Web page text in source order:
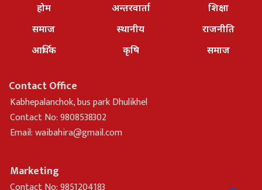
होम
समाज
आर्थिक
अन्तरवार्ता
स्थानीय
कृषि
शिक्षा
राजनीति
समाज
Contact Office
Kabhepalanchok, bus park Dhulikhel
Contact No: 9808538302
Email:waibahira@gmail.com
Marketing